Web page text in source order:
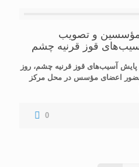
و تصویب
قوز قرنیه چشم
آسیب‌های قوز قرنیه چشم، روز
اول اسفندماه ۱۴۰۲ با حضور اعضای مؤسس در محل مرکز
0